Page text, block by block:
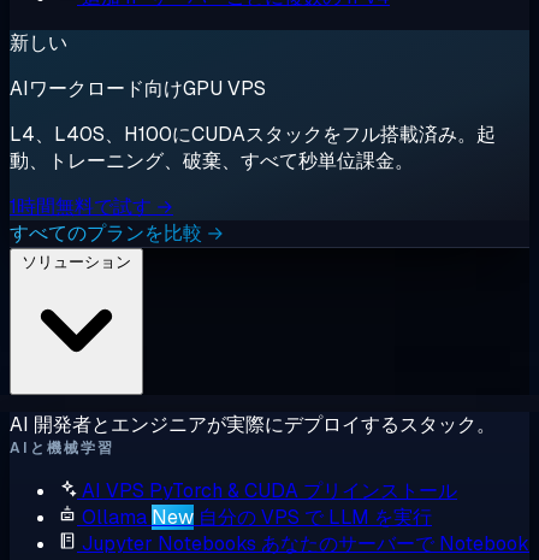
新しい
AIワークロード向けGPU VPS
L4、L40S、H100にCUDAスタックをフル搭載済み。起
動、トレーニング、破棄、すべて秒単位課金。
1時間無料で試す →
すべてのプランを比較 →
AI 開発者とエンジニアが実際にデプロイするスタック。
AIと機械学習
AI VPS PyTorch & CUDA プリインストール
Ollama New 自分の VPS で LLM を実行
Jupyter Notebooks あなたのサーバーで Notebook